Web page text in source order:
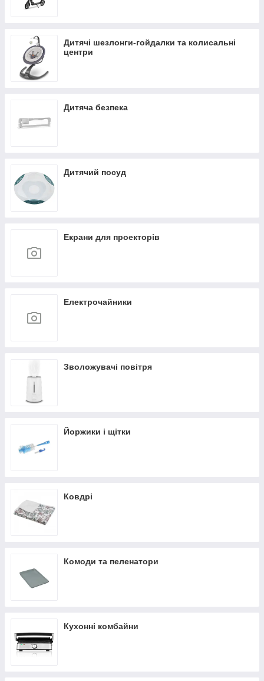
Дитячі шезлонги-гойдалки та колисальні
центри
Дитяча безпека
Дитячий посуд
Екрани для проекторів
Електрочайники
Зволожувачі повітря
Йоржики і щітки
Ковдрі
Комоди та пеленатори
Кухонні комбайни